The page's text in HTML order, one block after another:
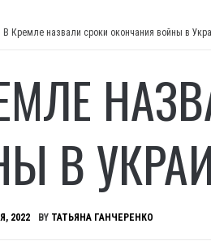
В Кремле назвали сроки окончания войны в
В
2022 BY ТАТЬЯНА ГАНЧЕРЕНКО